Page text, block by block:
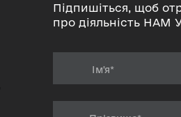
Підпишіться, щоб
про діяльність НАМ